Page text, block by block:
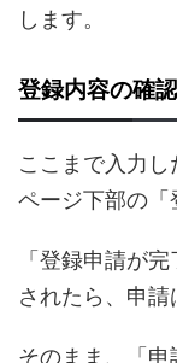
します。
登録内容の確認
ここまで入力
ページ下部の「
「登録申請が
されたら、申請
そのまま、「